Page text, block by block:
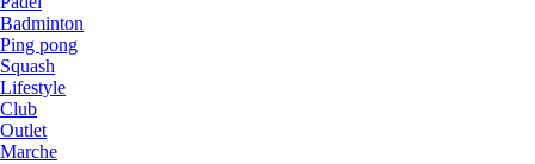
Badminton
Ping pong
Squash
Lifestyle
Club
Outlet
Marche